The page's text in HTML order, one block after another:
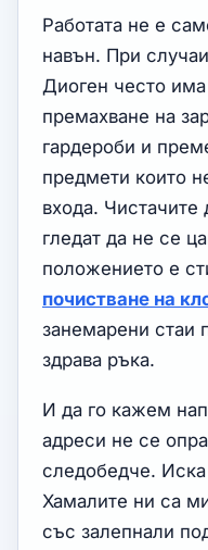
Работата не е
навън. При
Диоген често
премахване на
гардероби и
предмети които
входа. Чистачите
гледат да не се
положението е
почистване на
занемарени стаи
здрава ръка.
И да го кажем
адреси не се
следобедче.
Хамалите ни са
със залепнали